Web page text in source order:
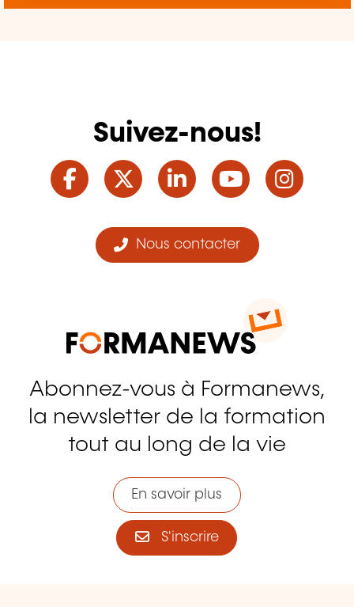
Suivez-nous!
Facebook
TwitterLinkedInYouTube
Nous contacter
Abonnez-vous à Formanews,
la newsletter de la formation
tout au long de la vie
En savoir plus
S'inscrire